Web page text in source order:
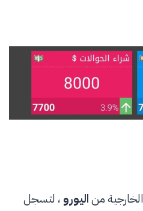
مناليورو ، لتسجل